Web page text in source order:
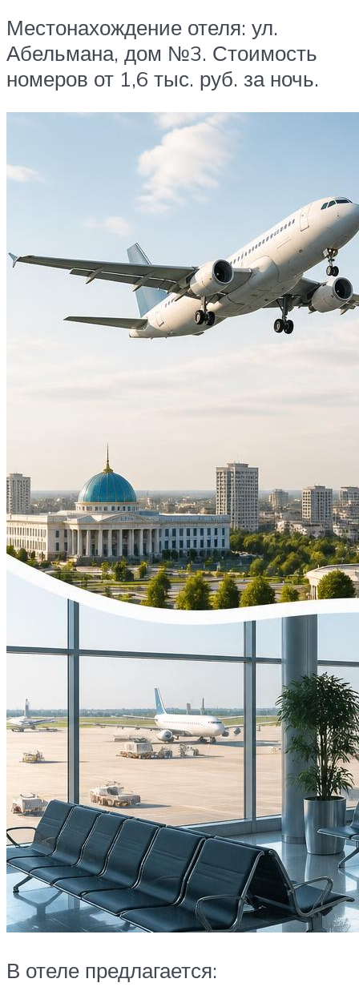
Местонахождение отеля: ул.
Абельмана, дом №3. Стоимость
номеров от 1,6 тыс. руб. за ночь.
В отеле предлагается: